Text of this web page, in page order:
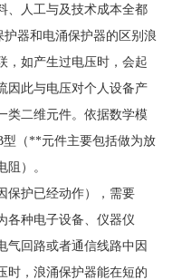
、人工与及技术成本全都
护器和电涌保护器的区别浪
，如产生过电压时，会起
因此与电压对个人设备产
类二维元件。依据数学模
（**元件主要包括做为放
）。
保护已经动作），需要
各种电子设备、仪器仪
气回路或者通信线路中因
时，浪涌保护器能在短的